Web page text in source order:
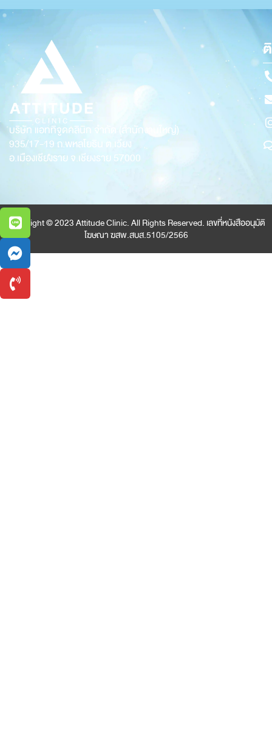
บริษัท แอททิจูดคลินิก จำกัด (สำนักงานใหญ่)
935/17-19 ถ.พหลโยธิน ต.เวียง
อ.เมืองเชียงราย จ.เชียงราย 57000
Copyright © 2023 Attitude Clinic. All Rights Reserved. เลขที่หนังสืออนุมัติ
โฆษณา ฆสพ.สบส.5105/2566